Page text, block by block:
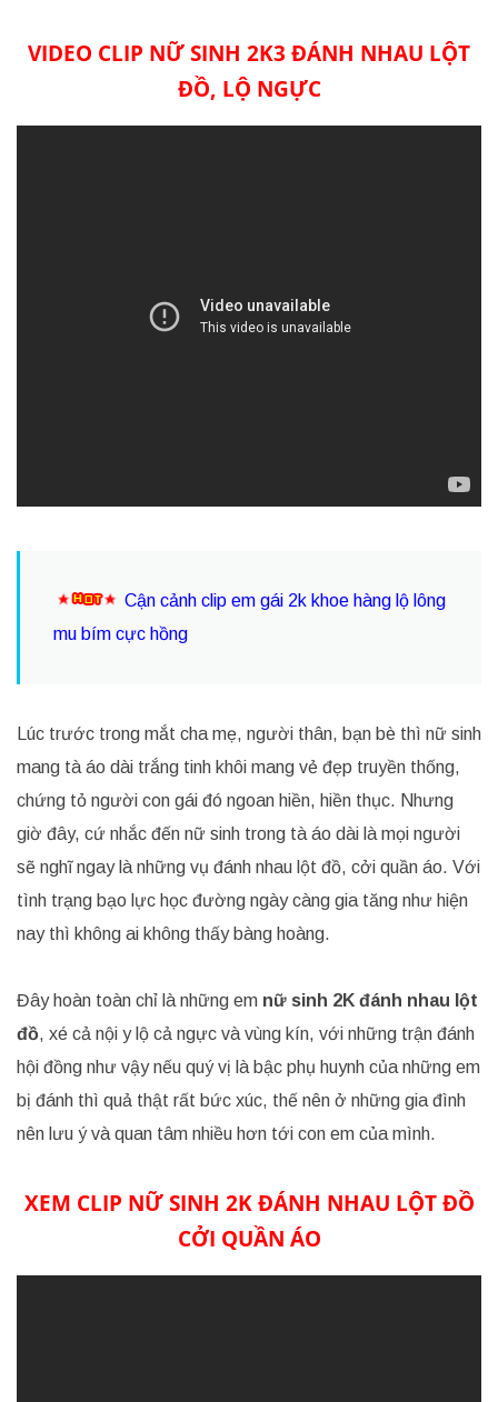
VIDEO CLIP NỮ SINH 2K3 ĐÁNH NHAU LỘT
ĐỒ, LỘ NGỰC
Cận cảnh clip em gái 2k khoe hàng lộ lông
mu bím cực hồng
Lúc trước trong mắt cha mẹ, người thân, bạn bè thì nữ sinh
mang tà áo dài trắng tinh khôi mang vẻ đẹp truyền thống,
chứng tỏ người con gái đó ngoan hiền, hiền thục. Nhưng
giờ đây, cứ nhắc đến nữ sinh trong tà áo dài là mọi người
sẽ nghĩ ngay là những vụ đánh nhau lột đồ, cởi quần áo. Với
tình trạng bạo lực học đường ngày càng gia tăng như hiện
nay thì không ai không thấy bàng hoàng.
Đây hoàn toàn chỉ là những em nữ sinh 2K đánh nhau lột
đồ, xé cả nội y lộ cả ngực và vùng kín, với những trận đánh
hội đồng như vậy nếu quý vị là bậc phụ huynh của những em
bị đánh thì quả thật rất bức xúc, thế nên ở những gia đình
nên lưu ý và quan tâm nhiều hơn tới con em của mình.
XEM CLIP NỮ SINH 2K ĐÁNH NHAU LỘT ĐỒ
CỞI QUẦN ÁO